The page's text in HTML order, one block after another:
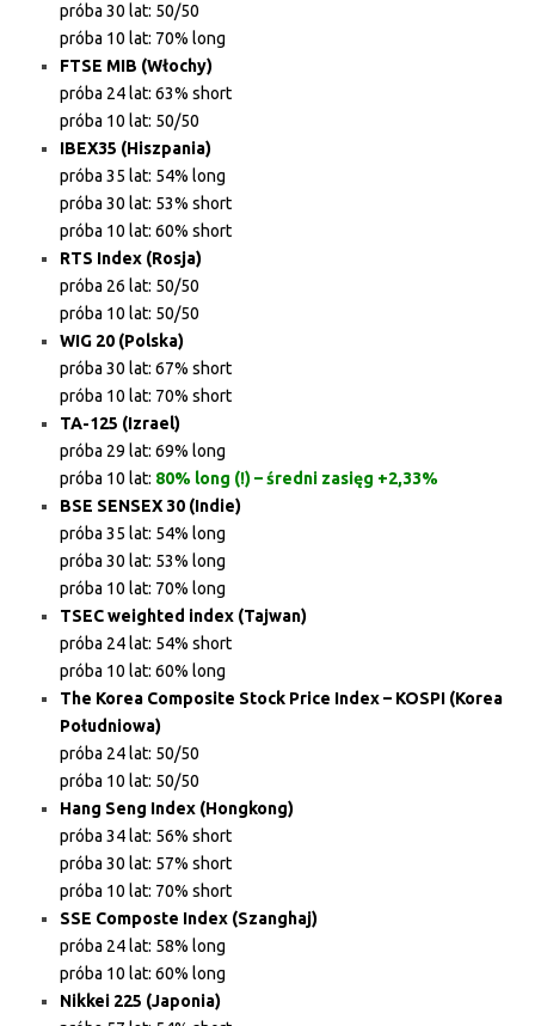
próba 30 lat: 50/50
próba 10 lat: 70% long
FTSE MIB (Włochy)
próba 24 lat: 63% short
próba 10 lat: 50/50
IBEX35 (Hiszpania)
próba 35 lat: 54% long
próba 30 lat: 53% short
próba 10 lat: 60% short
RTS Index (Rosja)
próba 26 lat: 50/50
próba 10 lat: 50/50
WIG 20 (Polska)
próba 30 lat: 67% short
próba 10 lat: 70% short
TA-125 (Izrael)
próba 29 lat: 69% long
próba 10 lat: 80% long (!) – średni zasięg +2,33%
BSE SENSEX 30 (Indie)
próba 35 lat: 54% long
próba 30 lat: 53% long
próba 10 lat: 70% long
TSEC weighted index (Tajwan)
próba 24 lat: 54% short
próba 10 lat: 60% long
The Korea Composite Stock Price Index – KOSPI (Korea
Południowa)
próba 24 lat: 50/50
próba 10 lat: 50/50
Hang Seng Index (Hongkong)
próba 34 lat: 56% short
próba 30 lat: 57% short
próba 10 lat: 70% short
SSE Composte Index (Szanghaj)
próba 24 lat: 58% long
próba 10 lat: 60% long
Nikkei 225 (Japonia)